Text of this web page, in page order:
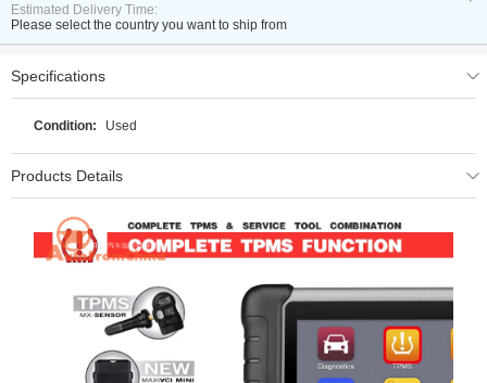
Estimated Delivery Time:
Please select the country you want to ship from
Specifications
Condition: Used
Products Details